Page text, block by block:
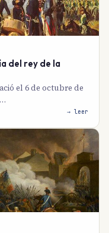
del rey de la
el 6 de octubre de
→ leer